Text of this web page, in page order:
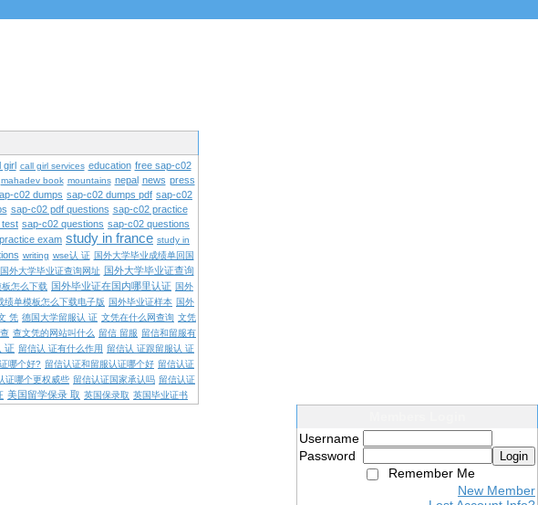
girl call girl services education free sap-c02
mahadev book mountains nepal news press
c02 dumps sap-c02 dumps pdf sap-c02
sap-c02 pdf questions sap-c02 practice
test sap-c02 questions sap-c02 questions
exam study in france study in
writing wse认 证 国外大学毕业成绩单回国
国外大学毕业证查询网址 国外大学毕业证查询
怎么下载 国外毕业证在国内哪里认证 国外
绩单模板怎么下载电子版 国外毕业证样本 国外
凭 德国大学留服认 证 文凭在什么网查询 文凭
查文凭的网站叫什么 留信 留服 留信和留服有
证 留信认 证有什么作用 留信认 证跟留服认 证
哪个好? 留信认证和留服认证哪个好 留信认证
证哪个更权威些 留信认证国家承认吗 留信认证
美国留学保录 取 英国保录取 英国毕业证书
Username
Password
Login
Remember Me
New Member